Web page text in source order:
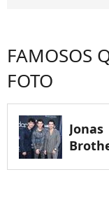
FAMOSOS
FOTO
Jonas